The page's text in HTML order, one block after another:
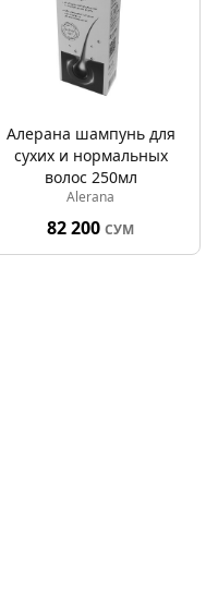
Алерана шампунь для
сухих и нормальных
волос 250мл
Alerana
82 200 СУМ